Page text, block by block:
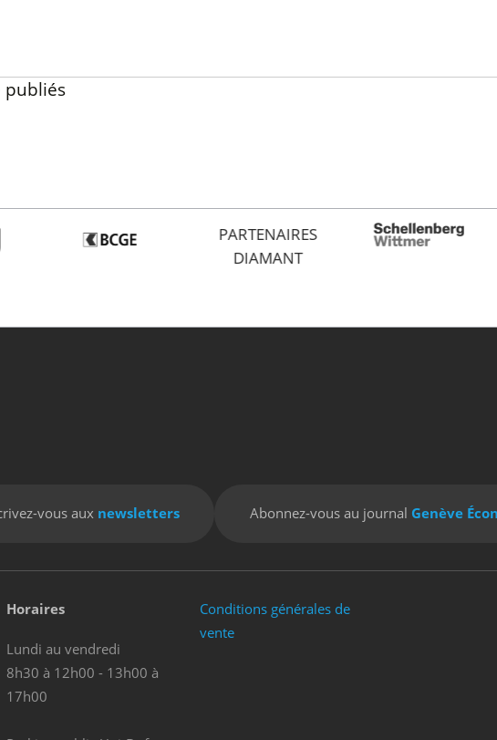
publiés
PARTENAIRES
DIAMANT
vous aux newsletters Abonnez-vous au journal Genève
Horaires
Lundi au vendredi
8h30 à 12h00 - 13h00 à
17h00
Conditions générales de
vente